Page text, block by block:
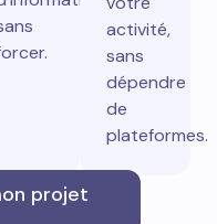
activité,
sans
dépendre
de
plateformes.
projet